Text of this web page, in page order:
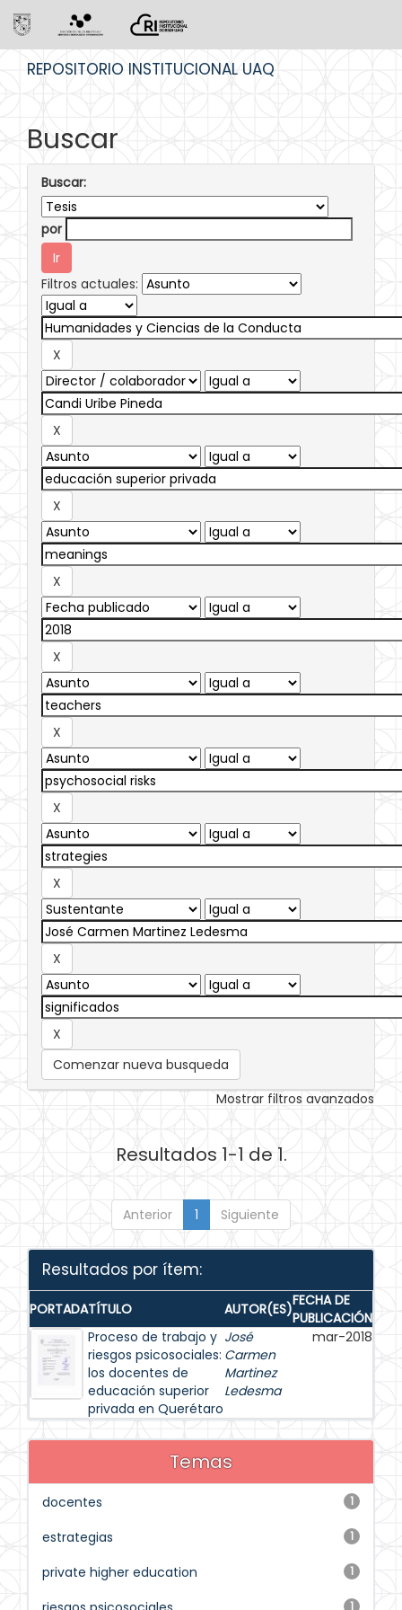
REPOSITORIO INSTITUCIONAL UAQ
Buscar
Buscar:
por
Filtros actuales:
Comenzar nueva busqueda
Mostrar filtros avanzados
Resultados 1-1 de 1.
Anterior 1 Siguiente
Resultados por ítem:
PORTADATÍTULO AUTOR(ES)FECHA DE
PUBLICACIÓN
Proceso de trabajo y
riesgos psicosociales:
los docentes de
educación superior
privada en Querétaro
José
Carmen
Martinez
Ledesma
mar-2018
Temas
1
docentes
1
estrategias
1
private higher education
1